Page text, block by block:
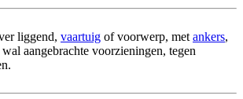
liggend, vaartuig of voorwerp, met ankers,
aangebrachte voorzieningen, tegen